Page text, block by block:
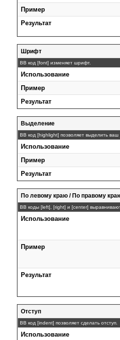
Пример
Результат
Шрифт
BB код [font] изменяет шрифт.
Использование
Пример
Результат
Выделение
BB код [highlight] позволяет выделить ваш
Использование
Пример
Результат
По левому краю / По правому
BB коды [left], [right] и [center]
Использование
Пример
Результат
Отступ
BB код [indent] позволяет сделать отступ.
Использование